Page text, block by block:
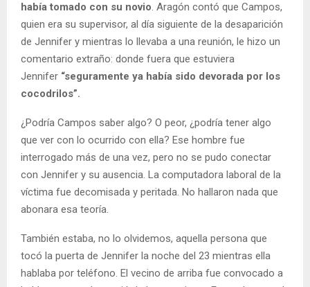
había tomado con su novio . Aragón contó que Campos,
quien era su supervisor, al día siguiente de la desaparición
de Jennifer y mientras lo llevaba a una reunión, le hizo un
comentario extraño: donde fuera que estuviera
Jennifer “seguramente ya había sido devorada por los
cocodrilos”.
¿Podría Campos saber algo? O peor, ¿podría tener algo
que ver con lo ocurrido con ella? Ese hombre fue
interrogado más de una vez, pero no se pudo conectar
con Jennifer y su ausencia. La computadora laboral de la
víctima fue decomisada y peritada. No hallaron nada que
abonara esa teoría.
También estaba, no lo olvidemos, aquella persona que
tocó la puerta de Jennifer la noche del 23 mientras ella
hablaba por teléfono. El vecino de arriba fue convocado a